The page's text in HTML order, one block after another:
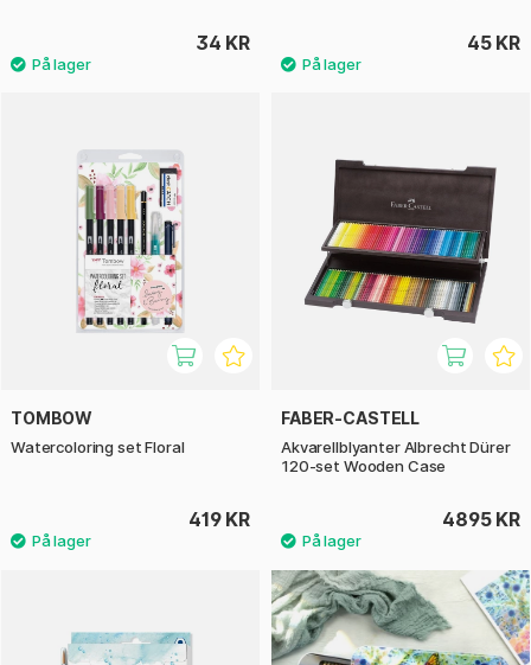
34 KR 45 KR
TOMBOW
Watercoloring set Floral
419 KR
FABER-CASTELL
Akvarellblyanter Albrecht Dürer
120-set Wooden Case
4895 KR